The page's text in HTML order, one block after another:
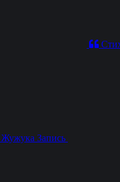
Жужука Запись